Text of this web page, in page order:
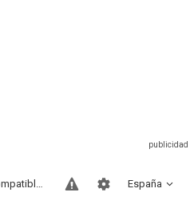
España
Sitios compatibles